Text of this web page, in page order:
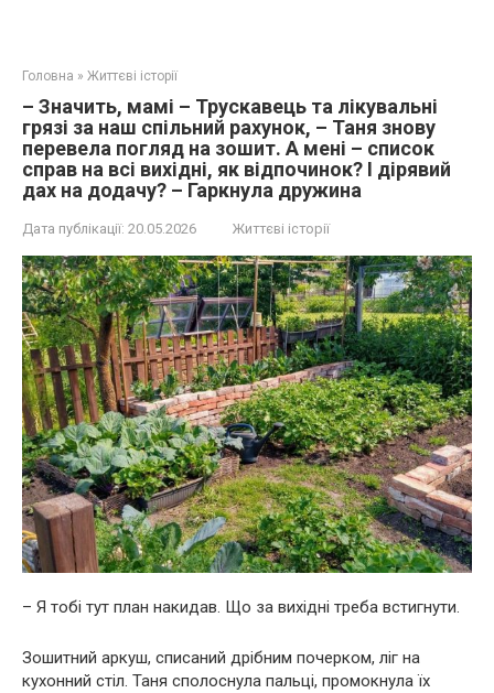
Головна » Життєві історії
– Значить, мамі – Трускавець та лікувальні
грязі за наш спільний рахунок, – Таня знову
перевела погляд на зошит. А мені – список
справ на всі вихідні, як відпочинок? І дірявий
дах на додачу? – Гаркнула дружина
Дата публікації: 20.05.2026 Життєві історії
– Я тобі тут план накидав. Що за вихідні треба встигнути.
Зошитний аркуш, списаний дрібним почерком, ліг на
кухонний стіл. Таня сполоснула пальці, промокнула їх